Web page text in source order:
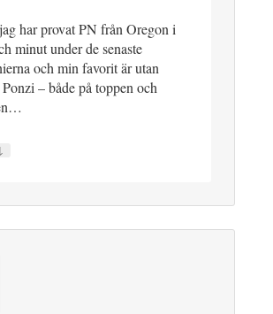
har provat PN från Oregon i
minut under de senaste
och min favorit är utan
– både på toppen och
↓